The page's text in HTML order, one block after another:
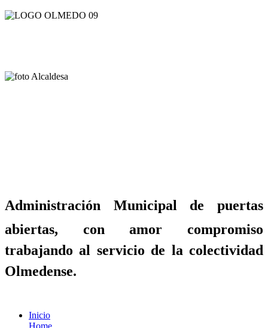
Administración Municipal de puertas
abiertas, con amor compromiso
trabajando al servicio de la colectividad
Olmedense.
Inicio
Home